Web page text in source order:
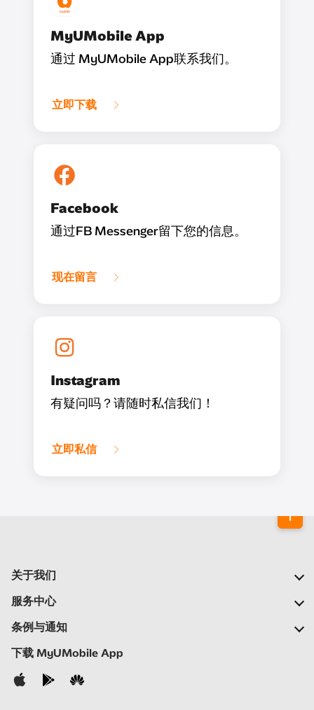
MyUMobile App
通过 MyUMobile App联系我们。
立即下载
Facebook
通过FB Messenger留下您的信息。
现在留言
Instagram
有疑问吗？请随时私信我们！
立即私信
关于我们
我们的公司
新闻中心
加入我们
服务中心
常见问题
自助
联系我们
条例与通知
重要通告
隐私政策
下载 MyUMobile App